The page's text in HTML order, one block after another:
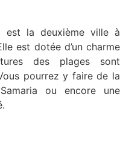
est la deuxième ville à
est dotée d’un charme
des plages sont
pourrez y faire de la
ou encore une